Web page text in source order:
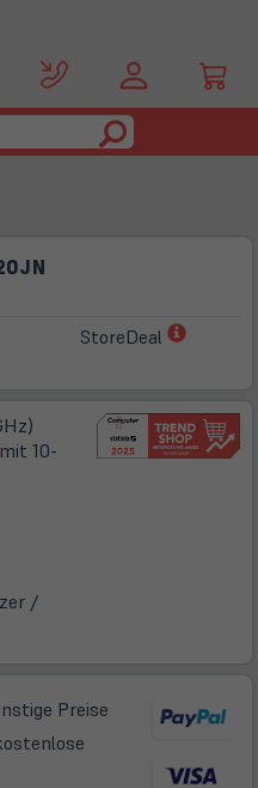
StoreDeal
(öffnet
Tab)
10-
/
Preise